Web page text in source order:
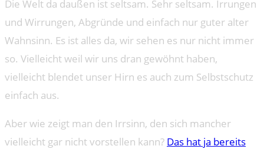
Die Welt da daußen ist seltsam. Sehr seltsam. Irrungen
und Wirrungen, Abgründe und einfach nur guter alter
Wahnsinn. Es ist alles da, wir sehen es nur nicht immer
so. Vielleicht weil wir uns dran gewöhnt haben,
vielleicht blendet unser Hirn es auch zum Selbstschutz
einfach aus.
Aber wie zeigt man den Irrsinn, den sich mancher
vielleicht gar nicht vorstellen kann? Das hat ja bereits